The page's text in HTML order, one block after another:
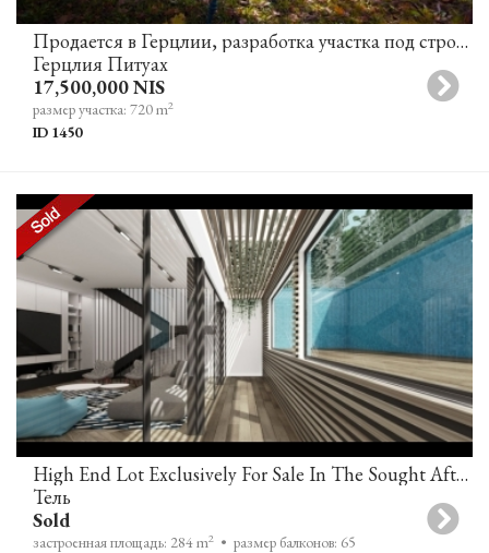
Продается в Герцлии, разработка участка под строительство виллы в отличном месте
Герцлия Питуах
17,500,000 NIS
размер участка: 720 m2
ID 1450
High End Lot Exclusively For Sale In The Sought After Neve Tzedek Tel Aviv
Тель
Sold
застроенная площадь: 284 m2 • размер балконов: 65